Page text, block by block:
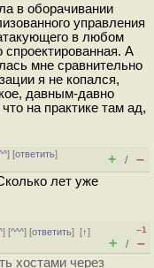
в оборачивании
управления
в любом
А
мне сравнительно
я не копался,
давным-давно
на практике там ад,
] [ответить]
+ / –
лет уже
] [^^^] [ответить][↑]
–1
+ / –
хостами через